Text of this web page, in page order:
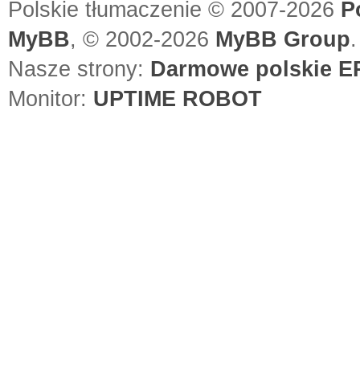
Polskie tłumaczenie © 2007-2026
MyBB, © 2002-2026 MyBB Group.
Nasze strony: Darmowe polskie
Monitor: UPTIME ROBOT